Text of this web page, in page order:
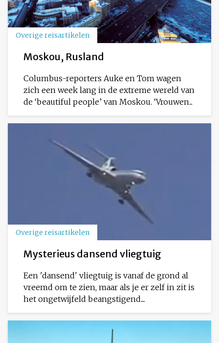
Overige reisartikelen
Moskou, Rusland
Columbus-reporters Auke en Tom wagen
zich een week lang in de extreme wereld van
de ‘beautiful people’ van Moskou. ‘Vrouwen...
Overige reisartikelen
Mysterieus dansend vliegtuig
Een 'dansend' vliegtuig is vanaf de grond al
vreemd om te zien, maar als je er zelf in zit is
het ongetwijfeld beangstigend....